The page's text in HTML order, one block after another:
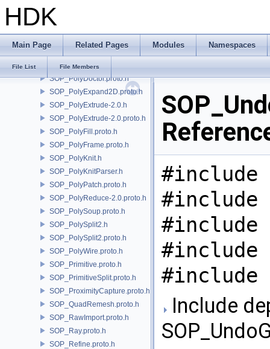
HDK
Main Page Related Pages Modules Namespaces
File List File Members
SOP_PointCloudSurface.proto.h
SOP_PointGenerate.proto.h
SOP_PolyCut.proto.h
SOP_PolyDoctor.proto.h
SOP_PolyExpand2D.proto.h
SOP_PolyExtrude-2.0.h
SOP_PolyExtrude-2.0.proto.h
SOP_PolyFill.proto.h
SOP_PolyFrame.proto.h
SOP_PolyKnit.h
SOP_PolyKnitParser.h
SOP_PolyPatch.proto.h
SOP_PolyReduce-2.0.proto.h
SOP_PolySoup.proto.h
SOP_PolySplit2.h
SOP_PolySplit2.proto.h
SOP_PolyWire.proto.h
SOP_Primitive.proto.h
SOP_PrimitiveSplit.proto.h
SOP_ProximityCapture.proto.h
SOP_QuadRemesh.proto.h
SOP_RawImport.proto.h
SOP_Ray.proto.h
SOP_Refine.proto.h
#include
#include
#include
#include
#include
Include